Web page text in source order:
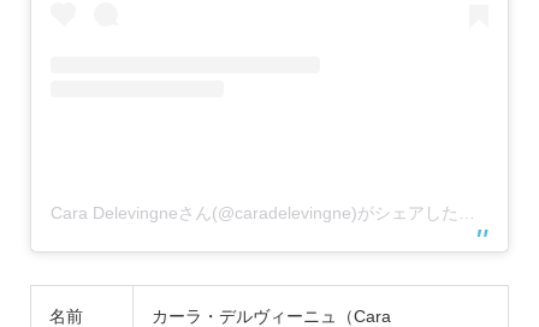
名前
カーラ・デルヴィーニュ（Cara